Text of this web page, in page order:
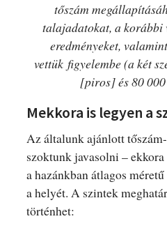
tőszám
talajadatokat, a korábbi
eredményeket,
vettük figyelembe (a két
[piros] és 80
Mekkora is legyen a
Az általunk ajánlott
szoktunk javasolni –
a hazánkban átlagos
a helyét. A szintek
történhet: